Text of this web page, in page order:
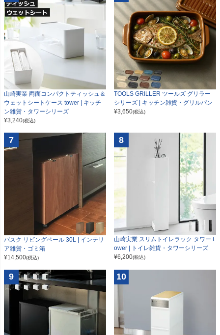
山崎実業 両面コンパクトティッシュ＆
ウェットシートケース tower | キッチ
ン雑貨・タワーシリーズ
¥3,240(税込)
TOOLS GRILLER ツールズ グリラー
シリーズ | キッチン雑貨・グリルパン
¥3,650(税込)
7
バスク リビングペール 30L | インテリ
ア雑貨・ゴミ箱
¥14,500(税込)
8
山崎実業 スリムトイレラック タワー t
ower | トイレ雑貨・タワーシリーズ
¥6,200(税込)
9 10